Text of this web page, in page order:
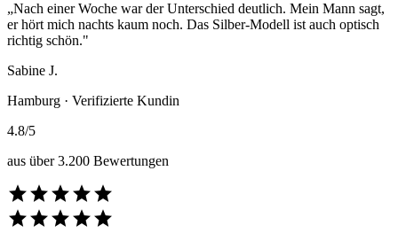
„Nach einer Woche war der Unterschied deutlich. Mein Mann sagt,
er hört mich nachts kaum noch. Das Silber-Modell ist auch optisch
richtig schön."
Sabine J.
Hamburg · Verifizierte Kundin
4.8/5
aus über 3.200 Bewertungen
starstarstarstarstar
starstarstarstarstar